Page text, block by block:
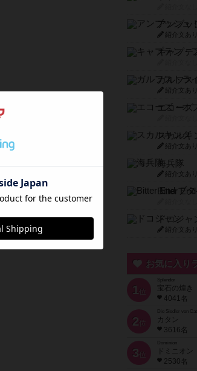
紹介文あり
ガルフス
紹介文あり
エコーズ
スカルキ
紹介文あり
海兵隊
紹介文あり
ドコジャ
紹介文あり
お気に入り
1 位
宝石の煌き
4041名
2 位
Die Siedler von
カタン
3616名
3 位
ドミニオン
2530名